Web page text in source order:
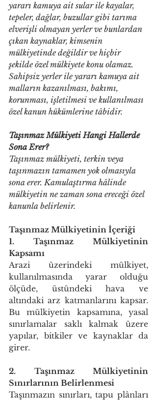
yararı kamuya ait sular ile kayalar,
tepeler, dağlar, buzullar gibi tarıma
elverişli olmayan yerler ve bunlardan
çıkan kaynaklar, kimsenin
mülkiyetinde değildir ve hiçbir
şekilde özel mülkiyete konu olamaz.
Sahipsiz yerler ile yararı kamuya ait
malların kazanılması, bakımı,
korunması, işletilmesi ve kullanılması
özel kanun hükümlerine tâbidir.
Taşınmaz Mülkiyeti Hangi Hallerde
Sona Erer?
Taşınmaz mülkiyeti, terkin veya
taşınmazın tamamen yok olmasıyla
sona erer. Kamulaştırma hâlinde
mülkiyetin ne zaman sona ereceği özel
kanunla belirlenir.
Taşınmaz Mülkiyetinin İçeriği
1. Taşınmaz Mülkiyetinin
Kapsamı
Arazi üzerindeki mülkiyet,
kullanılmasında yarar olduğu
ölçüde, üstündeki hava ve
altındaki arz katmanlarını kapsar.
Bu mülkiyetin kapsamına, yasal
sınırlamalar saklı kalmak üzere
yapılar, bitkiler ve kaynaklar da
girer.
2. Taşınmaz Mülkiyetinin
Sınırlarının Belirlenmesi
Taşınmazın sınırları, tapu plânları